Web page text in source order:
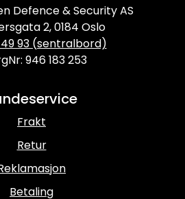
Defence & Security AS
2, 0184 Oslo
49 93 (sentralbord)
946 183 253
Frakt
Retur
Betaling